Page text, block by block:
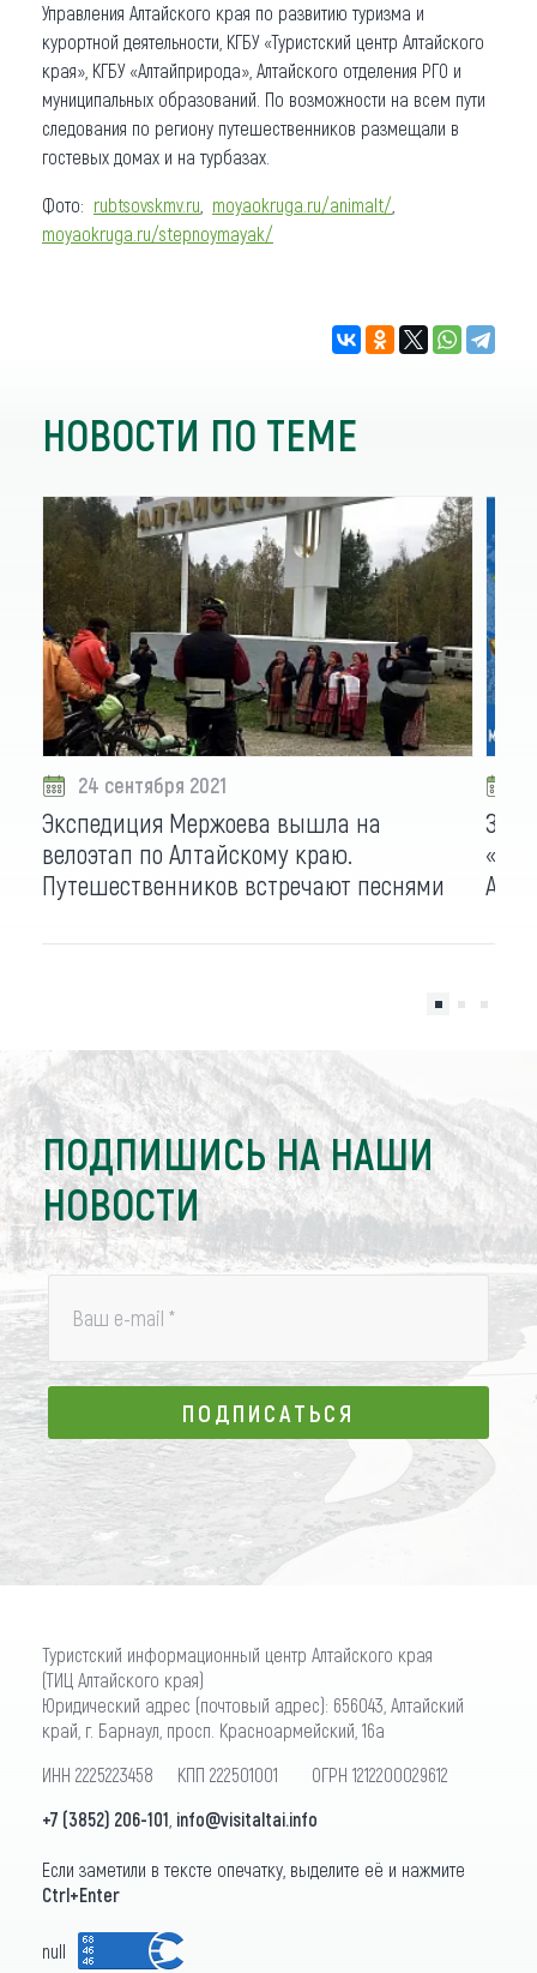
Управления Алтайского края по развитию туризма и
курортной деятельности, КГБУ «Туристский центр Алтайского
края», КГБУ «Алтайприрода», Алтайского отделения РГО и
муниципальных образований. По возможности на всем пути
следования по региону путешественников размещали в
гостевых домах и на турбазах.
Фото: rubtsovskmv.ru moyaokruga.ru/animalt/
moyaokruga.ru/stepnoymayak/
НОВОСТИ ПО ТЕМЕ
24 сентября 2021
Экспедиция Мержоева вышла на
велоэтап по Алтайскому краю.
Путешественников встречают песнями
За
ПОДПИШИСЬ НА НАШИ
НОВОСТИ
Ваш e-mail *
ПОДПИСАТЬСЯ
ПОДПИСАТЬСЯ
Туристский информационный центр Алтайского края
(ТИЦ Алтайского края)
Юридический адрес (почтовый адрес): 656043, Алтайский
край, г. Барнаул, просп. Красноармейский, 16а
ИНН 2225223458 КПП 222501001 ОГРН 1212200029612
+7 (3852) 206-101 info@visitaltai.info
Если заметили в тексте опечатку, выделите её и нажмите
Ctrl+Enter
null